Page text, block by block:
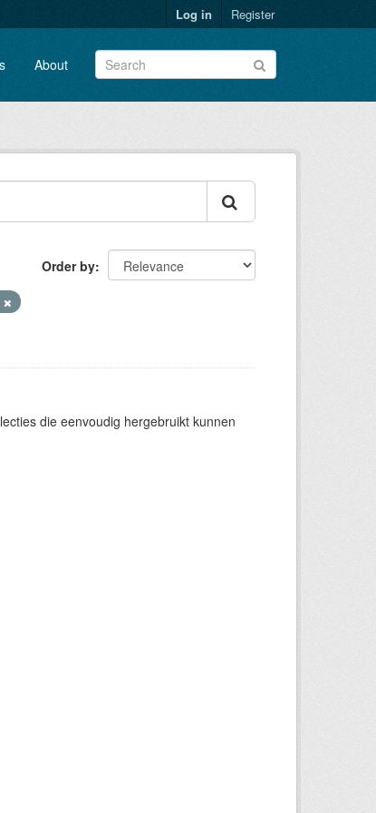
Log in Register
About
Order by
die eenvoudig hergebruikt kunnen